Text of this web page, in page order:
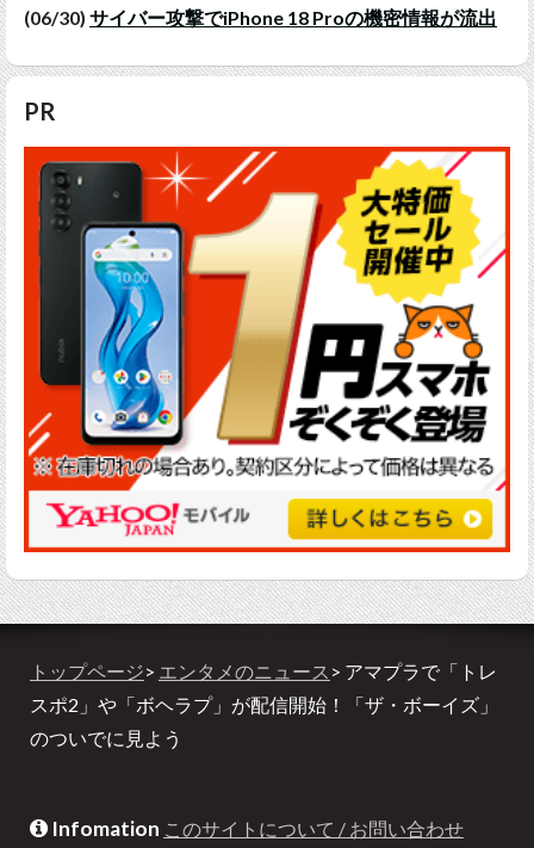
(06/30) サイバー攻撃でiPhone 18 Proの機密情報が流出
PR
トップページ> エンタメのニュース > アマプラで「トレ
スポ2」や「ボヘラプ」が配信開始！「ザ・ボーイズ」
のついでに見よう
Infomation このサイトについて / お問い合わせ